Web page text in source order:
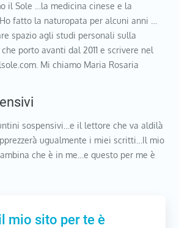
il Sole …la medicina cinese e la
fatto la naturopata per alcuni anni …
spazio agli studi personali sulla
porto avanti dal 2011 e scrivere nel
Mi chiamo Maria Rosaria
sospensivi…e il lettore che va aldilà
ugualmente i miei scritti…Il mio
che è in me…e questo per me è
mio sito per te è